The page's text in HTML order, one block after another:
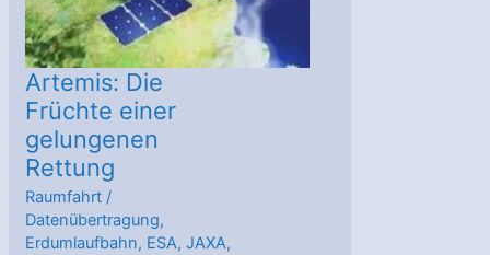
Artemis: Die
Früchte einer
gelungenen
Rettung
Raumfahrt /
Datenübertragung,
Erdumlaufbahn, ESA,JAXA,